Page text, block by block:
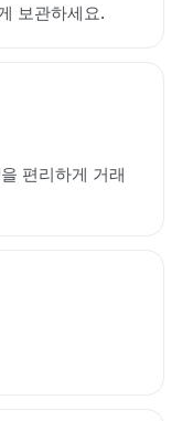
보관하세요.
편리하게 거래